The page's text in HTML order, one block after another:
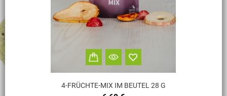
4-FRÜCHTE-MIX IM BEUTEL 28 G